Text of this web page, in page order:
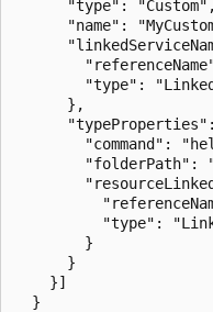
      "type": "Custom",
"name":
"type":
      },
"command":
"folderPath":
"type":
        }
      }
    }]
  }